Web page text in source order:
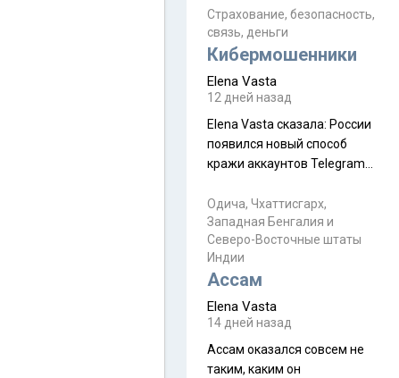
заслужено, и чтобы попасть
на начало тропы показали
водителю карту, иначе
Пошли туда, потому что я
отзывов. По мне – сплошная
физуха, долгий спуск, потом
подъем по этому же пути.
Пока
Страхование, безопасность,
связь, деньги
Кибермошенники
Elena Vasta
12 дней назад
Elena Vasta сказалa: России
появился новый способ
кражи аккаунтов Telegram
Прочитайте! У моих двух
знакомых вот так увели
аккаунты
Одича, Чхаттисгарх,
Западная Бенгалия и
Северо-Восточные штаты
Индии
Ассам
Elena Vasta
14 дней назад
Ассам оказался совсем не
таким, каким он